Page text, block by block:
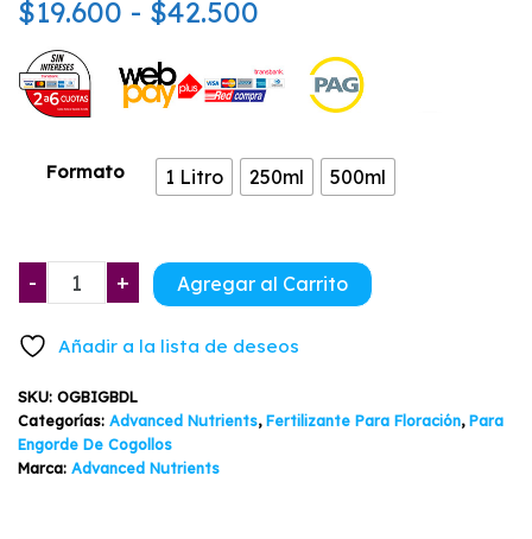
de 5 en
base a
de un
cliente
$19.600 - $42.500
precios:
$19.600
$42.500
Formato 1 Litro 250ml 500ml
-
OG
Organics
Bud
cantidad
+ Agregar al Carrito
Añadir a la lista de deseos
SKU: OGBIGBDL
Categorías: Advanced Nutrients,Fertilizante Para Floración,Para
Engorde De Cogollos
Marca: Advanced Nutrients